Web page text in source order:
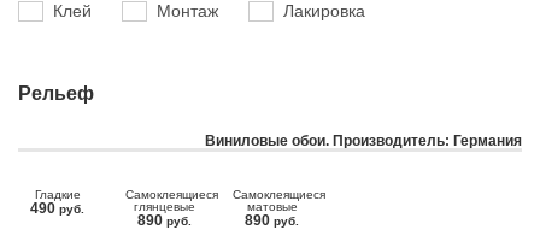
Клей Монтаж Лакировка
Рельеф
Виниловые обои. Производитель: Германия
Гладкие
490 руб.
Самоклеящиеся
глянцевые
890 руб.
Самоклеящиеся
матовые
890 руб.